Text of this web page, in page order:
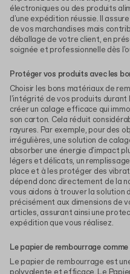
électroniques ou des produits
d'une expédition réussie. Il
de vos marchandises mais
déballage de votre client, en
soignée et professionnelle dès
Protéger vos produits avec les
Choisir les bons matériaux de
l'intégrité de vos produits
créer un calage efficace qui
son carton. Cela réduit
rayures. Par exemple, pour des
irrégulières, une solution de
absorber une énergie d'impact
légers et délicats, un
place et à les protéger des
dépend donc directement de la
vous aidons à trouver la solution
précisément aux dimensions de
articles, assurant ainsi une
expédition que vous réalisez.
Le papier de rembourrage
Le papier de rembourrage est